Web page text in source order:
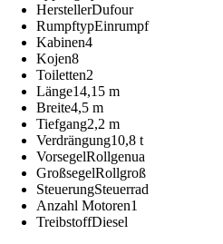
HerstellerDufour
RumpftypEinrumpf
Kabinen4
Kojen8
Toiletten2
Länge14,15 m
Breite4,5 m
Tiefgang2,2 m
Verdrängung10,8 t
VorsegelRollgenua
GroßsegelRollgroß
SteuerungSteuerrad
Anzahl Motoren1
TreibstoffDiesel